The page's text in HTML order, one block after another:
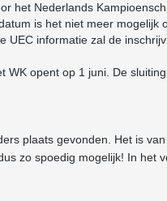
het Nederlands
is het niet meer mogelijk
UEC informatie zal de
WK opent op 1 juni. De
plaats gevonden. Het is
zo spoedig mogelijk! In